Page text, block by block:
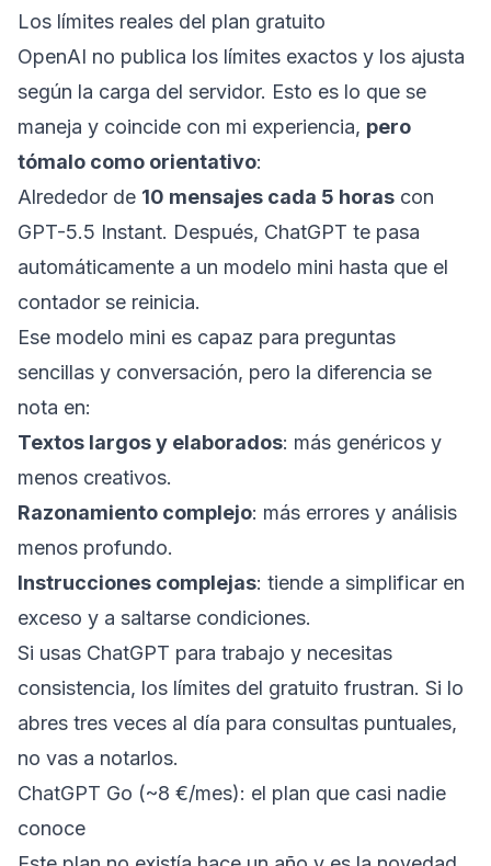
Los límites reales del plan gratuito
OpenAI no publica los límites exactos y los ajusta
según la carga del servidor. Esto es lo que se
maneja y coincide con mi experiencia, pero
tómalo como orientativo:
Alrededor de 10 mensajes cada 5 horas con
GPT-5.5 Instant. Después, ChatGPT te pasa
automáticamente a un modelo mini hasta que el
contador se reinicia.
Ese modelo mini es capaz para preguntas
sencillas y conversación, pero la diferencia se
nota en:
Textos largos y elaborados: más genéricos y
menos creativos.
Razonamiento complejo: más errores y análisis
menos profundo.
Instrucciones complejas: tiende a simplificar en
exceso y a saltarse condiciones.
Si usas ChatGPT para trabajo y necesitas
consistencia, los límites del gratuito frustran. Si lo
abres tres veces al día para consultas puntuales,
no vas a notarlos.
ChatGPT Go (~8 €/mes): el plan que casi nadie
conoce